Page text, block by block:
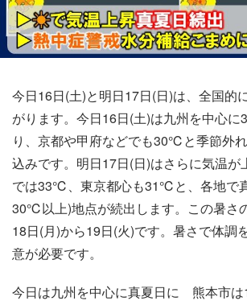
今日16日(土)と明日17日(日)は、全国的
がります。今日16日(土)は九州を中心
り、京都や甲府などでも30℃と季節外
込みです。明日17日(日)はさらに気温が
では33℃、東京都心も31℃と、各地で
30℃以上)地点が続出します。この暑さ
18日(月)から19日(火)です。暑さで体調
意が必要です。
今日は九州を中心に真夏日に 熊本市は